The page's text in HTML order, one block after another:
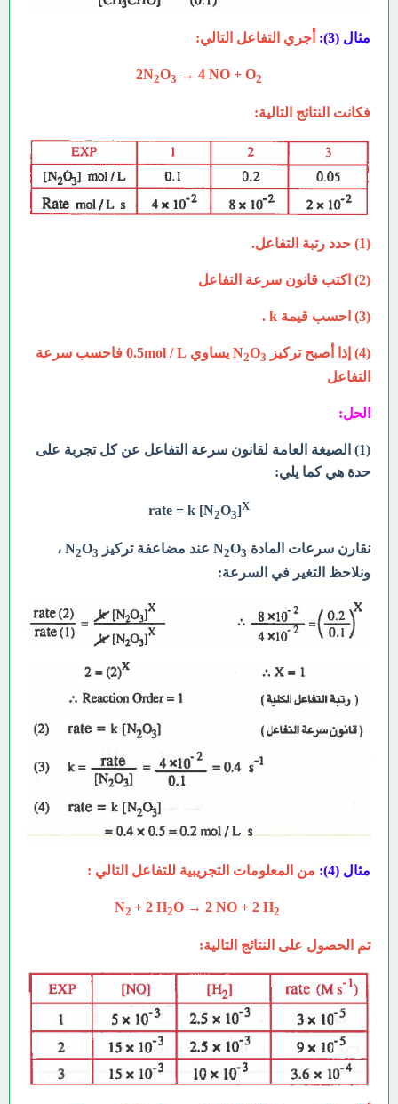
مثال (3): أجري التفاعل التالي:
2N2O3 → 4 NO + O2
فكانت النتائج التالية:
(1) حدد رتبة التفاعل.
(2) اكتب قانون سرعة التفاعل
(3) احسب قيمة k .
(4) إذا أصبح تركيز N 2O3
يساوي 0.5mol / L فاحسب سرعة
التفاعل
الحل:
(1) الصيغة العامة لقانون سرعة التفاعل عن كل تجربة على
حدة هي كما يلي:
rate = k [N2O3]X
نقارن سرعات المادة N 2O3 عند مضاعفة تركيز N 2O3
،
ونلاحظ التغير في السرعة:
مثال (4): من المعلومات التجريبية للتفاعل التالي :
2 + 2 H2O → 2 NO + 2 H2
تم الحصول على النتائج التالية: